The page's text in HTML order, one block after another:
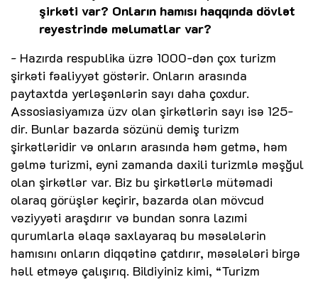
şirkəti var? Onların hamısı haqqında dövlət
reyestrində məlumatlar var?
- Hazırda respublika üzrə 1000-dən çox turizm
şirkəti fəaliyyət göstərir. Onların arasında
paytaxtda yerləşənlərin sayı daha çoxdur.
Assosiasiyamıza üzv olan şirkətlərin sayı isə 125-
dir. Bunlar bazarda sözünü demiş turizm
şirkətləridir və onların arasında həm getmə, həm
gəlmə turizmi, eyni zamanda daxili turizmlə məşğul
olan şirkətlər var. Biz bu şirkətlərlə mütəmadi
olaraq görüşlər keçirir, bazarda olan mövcud
vəziyyəti araşdırır və bundan sonra lazımi
qurumlarla əlaqə saxlayaraq bu məsələlərin
hamısını onların diqqətinə çatdırır, məsələləri birgə
həll etməyə çalışırıq. Bildiyiniz kimi, “Turizm